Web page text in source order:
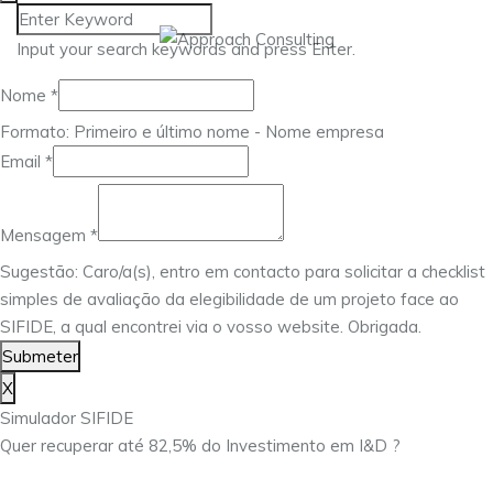
Input your search keywords and press Enter.
Mensagem
Nome
Nome *
Formato: Primeiro e último nome - Nome empresa
Email *
Mensagem *
Sugestão: Caro/a(s), entro em contacto para solicitar a checklist
simples de avaliação da elegibilidade de um projeto face ao
SIFIDE, a qual encontrei via o vosso website. Obrigada.
Submeter
X
Simulador SIFIDE
Quer recuperar até 82,5% do Investimento em I&D ?